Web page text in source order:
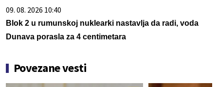
09. 08. 2026 10:40
Blok 2 u rumunskoj nuklearki nastavlja da radi, voda
Dunava porasla za 4 centimetara
Povezane vesti